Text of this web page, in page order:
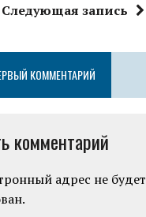
Следующая запись
КОММЕНТАРИЙ
комментарий
адрес не будет